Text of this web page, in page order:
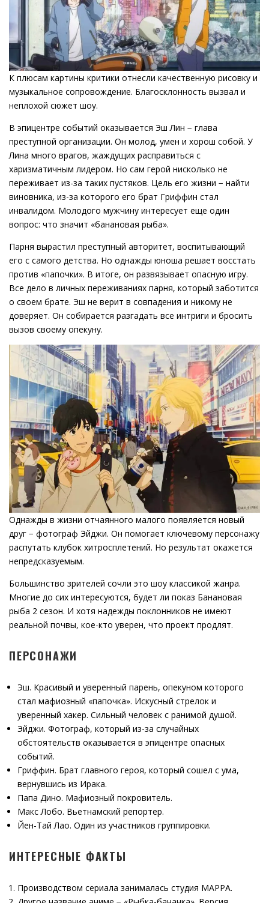
К плюсам картины критики отнесли качественную рисовку и
музыкальное сопровождение. Благосклонность вызвал и
неплохой сюжет шоу.
В эпицентре событий оказывается Эш Лин − глава
преступной организации. Он молод, умен и хорош собой. У
Лина много врагов, жаждущих расправиться с
харизматичным лидером. Но сам герой нисколько не
переживает из-за таких пустяков. Цель его жизни − найти
виновника, из-за которого его брат Гриффин стал
инвалидом. Молодого мужчину интересует еще один
вопрос: что значит «банановая рыба».
Парня вырастил преступный авторитет, воспитывающий
его с самого детства. Но однажды юноша решает восстать
против «папочки». В итоге, он развязывает опасную игру.
Все дело в личных переживаниях парня, который заботится
о своем брате. Эш не верит в совпадения и никому не
доверяет. Он собирается разгадать все интриги и бросить
вызов своему опекуну.
Однажды в жизни отчаянного малого появляется новый
друг − фотограф Эйджи. Он помогает ключевому персонажу
распутать клубок хитросплетений. Но результат окажется
непредсказуемым.
Большинство зрителей сочли это шоу классикой жанра.
Многие до сих интересуются, будет ли показ Банановая
рыба 2 сезон. И хотя надежды поклонников не имеют
реальной почвы, кое-кто уверен, что проект продлят.
ПЕРСОНАЖИ
Эш. Красивый и уверенный парень, опекуном которого
стал мафиозный «папочка». Искусный стрелок и
уверенный хакер. Сильный человек с ранимой душой.
Эйджи. Фотограф, который из-за случайных
обстоятельств оказывается в эпицентре опасных
событий.
Гриффин. Брат главного героя, который сошел с ума,
вернувшись из Ирака.
Папа Дино. Мафиозный покровитель.
Макс Лобо. Вьетнамский репортер.
Йен-Тай Лао. Один из участников группировки.
ИНТЕРЕСНЫЕ ФАКТЫ
Производством сериала занималась студия MAPPA.